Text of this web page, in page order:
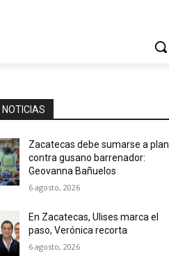
Zacatecas debe sumarse a plan
contra gusano barrenador:
Geovanna Bañuelos
6 agosto, 2026
En Zacatecas, Ulises marca el
paso, Verónica recorta
6 agosto, 2026